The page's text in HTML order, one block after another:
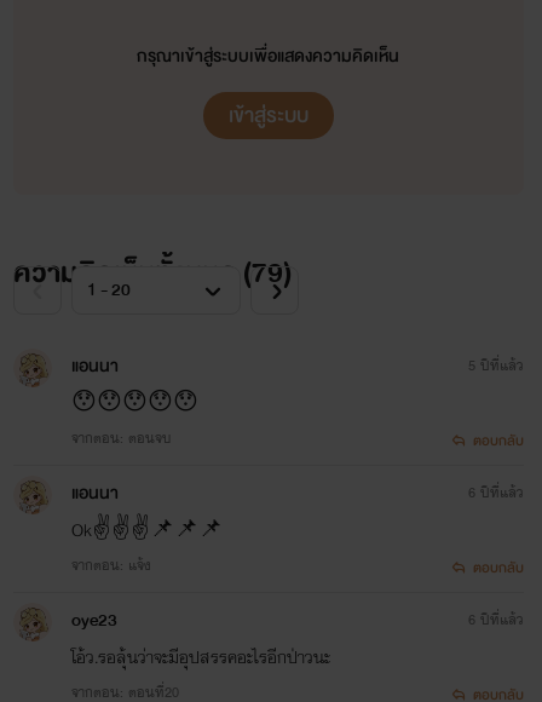
กรุณาเข้าสู่ระบบเพื่อแสดงความคิดเห็น
เข้าสู่ระบบ
ความคิดเห็นทั้งหมด (79)
แอนนา
😯😯😯😯😯
จากตอน: ตอนจบ
5 ปีที่แล้ว
ตอบกลับ
แอนนา
Ok✌✌✌📌📌📌
จากตอน: แจ้ง
6 ปีที่แล้ว
ตอบกลับ
oye23
โอ้ว.รอลุ้นว่าจะมีอุปสรรคอะไรอีกป่าวนะ
จากตอน: ตอนที่20
6 ปีที่แล้ว
ตอบกลับ